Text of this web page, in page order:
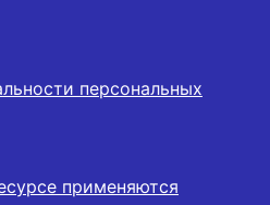
персональных
применяются